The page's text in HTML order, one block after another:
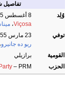
تفاصيل
وُلِد
8 أغسطس 1875
Viçosa،
توفي
23 مارس 1955
ريو ده جانيرو،
القومية
برازيلي
الحزب
– PRM